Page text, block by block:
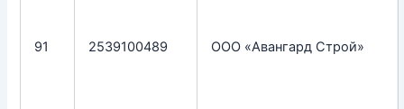
91 2539100489 ООО «Авангард Строй»